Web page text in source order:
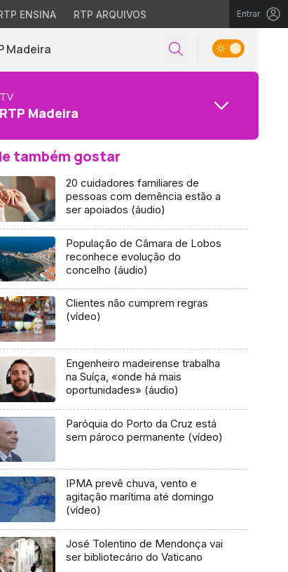
ENSINA RTP ARQUIVOS Entrar
Madeira
TV
RTP Madeira
também gostar
20 cuidadores familiares de
pessoas com demência estão a
ser apoiados (áudio)
População de Câmara de Lobos
reconhece evolução do
concelho (áudio)
Clientes não cumprem regras
(vídeo)
Engenheiro madeirense trabalha
na Suíça, «onde há mais
oportunidades» (áudio)
Paróquia do Porto da Cruz está
sem pároco permanente (vídeo)
IPMA prevê chuva, vento e
agitação marítima até domingo
(vídeo)
José Tolentino de Mendonça vai
ser bibliotecário do Vaticano